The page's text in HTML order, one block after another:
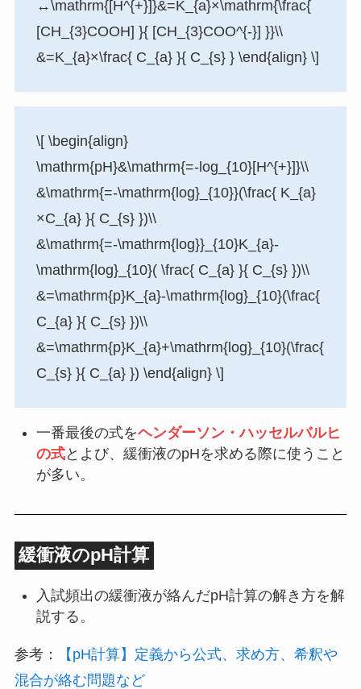
↔︎\mathrm{[H^{+}]}&=K_{a}×\mathrm{\frac{
[CH_{3}COOH] }{ [CH_{3}COO^{-}] }}\\
&=K_{a}×\frac{ C_{a} }{ C_{s} } \end{align} \]
\[ \begin{align}
\mathrm{pH}&\mathrm{=-log_{10}[H^{+}]}\\
&\mathrm{=-\mathrm{log}_{10}}(\frac{ K_{a}
×C_{a} }{ C_{s} })\\
&\mathrm{=-\mathrm{log}}_{10}K_{a}-
\mathrm{log}_{10}( \frac{ C_{a} }{ C_{s} })\\
&=\mathrm{p}K_{a}-\mathrm{log}_{10}(\frac{
C_{a} }{ C_{s} })\\
&=\mathrm{p}K_{a}+\mathrm{log}_{10}(\frac{
C_{s} }{ C_{a} }) \end{align} \]
一番最後の式をヘンダーソン・ハッセルバルヒ
の式とよび、緩衝液のpHを求める際に使うこと
が多い。
緩衝液のpH計算
入試頻出の緩衝液が絡んだpH計算の解き方を解
説する。
参考：
【pH計算】定義から公式、求め方、希釈や
混合が絡む問題など